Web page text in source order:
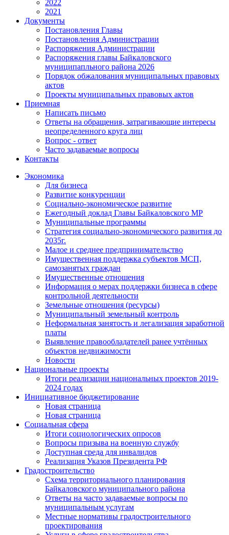
2022
2021
Документы
Постановления Главы
Постановления Администрации
Распоряжения Администрации
Распоряжения главы Байкаловского
муниципапльного района 2026
Порядок обжалования муниципальных правовых
актов
Проекты муниципальных правовых актов
Приемная
Написать письмо
Ответы на обращения, затрагивающие интересы
неопределенного круга лиц
Вопрос - ответ
Часто задаваемые вопросы
Контакты
Экономика
Для бизнеса
Развитие конкуренции
Социально-экономическое развитие
Ежегодный доклад Главы Байкаловского МР
Муниципальные программы
Стратегия социально-экономического развития до
2035г.
Малое и среднее предпринимательство
Имущественная поддержка субъектов МСП,
самозанятых граждан
Имущественные отношения
Информация о мерах поддержки бизнеса в сфере
контрольной деятельности
Земельные отношения (ресурсы)
Муниципальный земельный контроль
Неформальная занятость и легализация заработной
платы
Выявление правообладателей ранее учтённых
объектов недвижимости
Новости
Национальные проекты
Итоги реализации национальных проектов 2019-
2024 годах
Инициативное бюджетирование
Новая страница
Новая страница
Социальная сфера
Итоги социологических опросов
Вопросы призыва на военную службу
Доступная среда для инвалидов
Реализация Указов Президента РФ
Градостроительство
Схема территориального планирования
Байкаловского муниципального района
Ответы на часто задаваемые вопросы по
муниципальным услугам
Местные нормативы градостроительного
проектирования